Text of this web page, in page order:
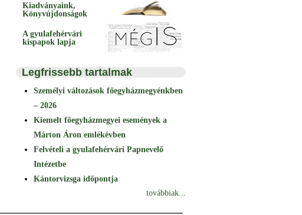
Kiadványaink,
Könyvújdonságok
A gyulafehérvári
kispapok lapja
Legfrissebb tartalmak
Személyi változások főegyházmegyénkben
– 2026
Kiemelt főegyházmegyei események a
Márton Áron emlékévben
Felvételi a gyulafehérvári Papnevelő
Intézetbe
Kántorvizsga időpontja
továbbiak...